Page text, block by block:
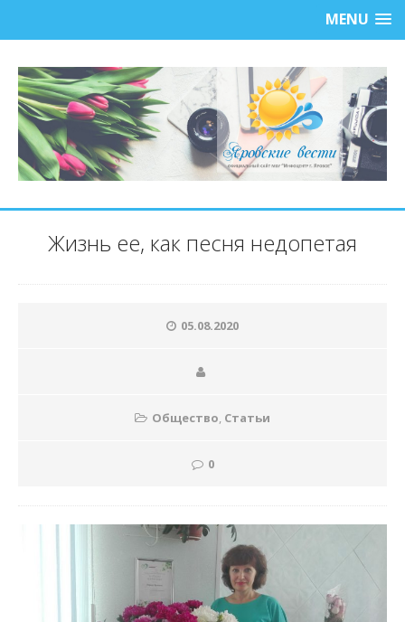
MENU
Жизнь ее, как песня недопетая
05.08.2020
Общество, Статьи
0